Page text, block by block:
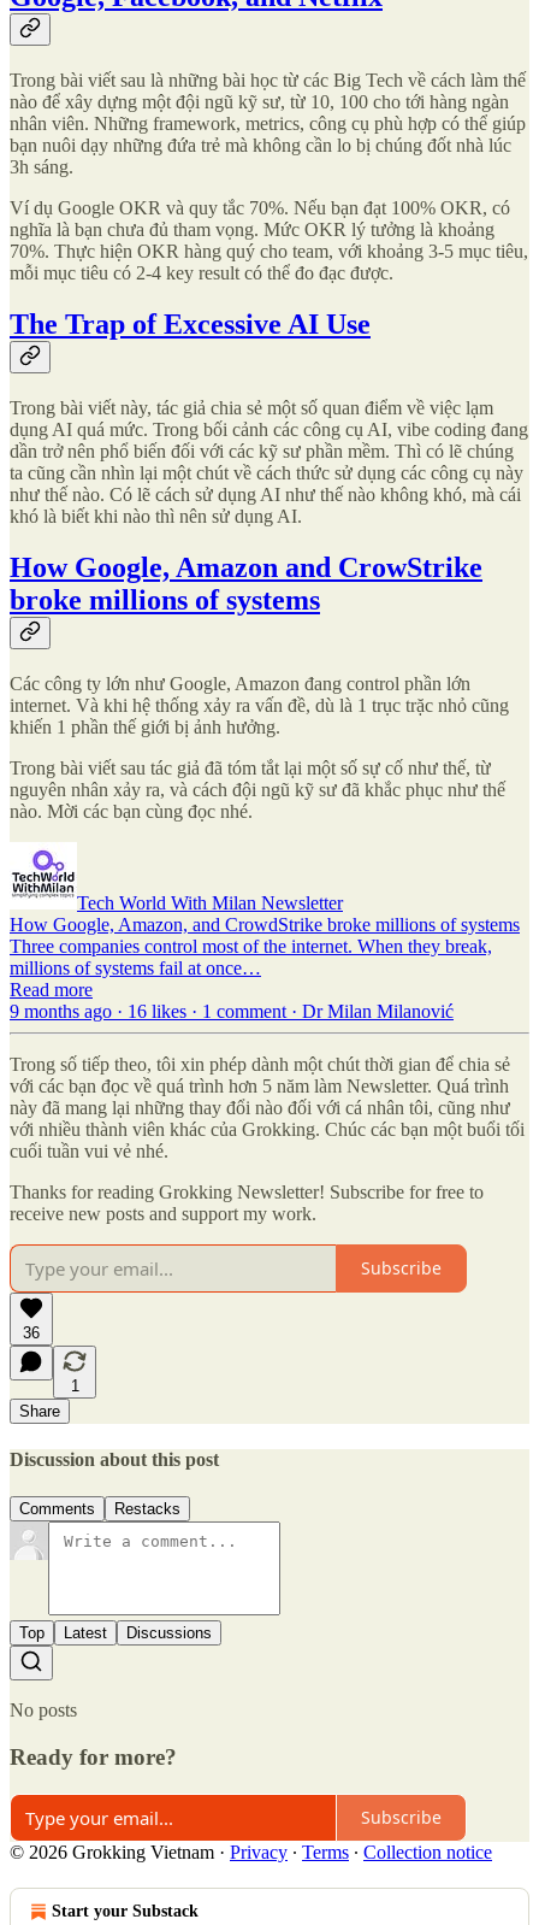
Trong bài viết sau là những bài học từ các Big Tech về cách làm thế
nào để xây dựng một đội ngũ kỹ sư, từ 10, 100 cho tới hàng ngàn
nhân viên. Những framework, metrics, công cụ phù hợp có thể giúp
bạn nuôi dạy những đứa trẻ mà không cần lo bị chúng đốt nhà lúc
3h sáng.
Ví dụ Google OKR và quy tắc 70%. Nếu bạn đạt 100% OKR, có
nghĩa là bạn chưa đủ tham vọng. Mức OKR lý tưởng là khoảng
70%. Thực hiện OKR hàng quý cho team, với khoảng 3-5 mục tiêu,
mỗi mục tiêu có 2-4 key result có thể đo đạc được.
The Trap of Excessive AI Use
Trong bài viết này, tác giả chia sẻ một số quan điểm về việc lạm
dụng AI quá mức. Trong bối cảnh các công cụ AI, vibe coding đang
dần trở nên phổ biến đối với các kỹ sư phần mềm. Thì có lẽ chúng
ta cũng cần nhìn lại một chút về cách thức sử dụng các công cụ này
như thế nào. Có lẽ cách sử dụng AI như thế nào không khó, mà cái
khó là biết khi nào thì nên sử dụng AI.
How Google, Amazon and CrowStrike
broke millions of systems
Các công ty lớn như Google, Amazon đang control phần lớn
internet. Và khi hệ thống xảy ra vấn đề, dù là 1 trục trặc nhỏ cũng
khiến 1 phần thế giới bị ảnh hưởng.
Trong bài viết sau tác giả đã tóm tắt lại một số sự cố như thế, từ
nguyên nhân xảy ra, và cách đội ngũ kỹ sư đã khắc phục như thế
nào. Mời các bạn cùng đọc nhé.
Tech World With Milan Newsletter
How Google, Amazon, and CrowdStrike broke millions of systems
Three companies control most of the internet. When they break,
millions of systems fail at once…
Read more
9 months ago · 16 likes · 1 comment · Dr Milan Milanović
Trong số tiếp theo, tôi xin phép dành một chút thời gian để chia sẻ
với các bạn đọc về quá trình hơn 5 năm làm Newsletter. Quá trình
này đã mang lại những thay đổi nào đối với cá nhân tôi, cũng như
với nhiều thành viên khác của Grokking. Chúc các bạn một buổi tối
cuối tuần vui vẻ nhé.
Thanks for reading Grokking Newsletter! Subscribe for free to
receive new posts and support my work.
Subscribe
36
1
Share
Discussion about this post
Comments Restacks
Top Latest Discussions
No posts
Ready for more?
Subscribe
© 2026 Grokking Vietnam · Privacy ∙ Terms ∙ Collection notice
Start your Substack